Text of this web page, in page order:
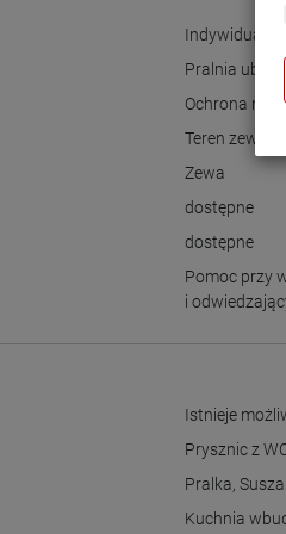
Indywidualna
Pralnia
Ochrona na
Teren
Zewa
dostępne
dostępne
Pomoc przy
i
Istnieje
Prysznic z
Pralka,
Kuchnia